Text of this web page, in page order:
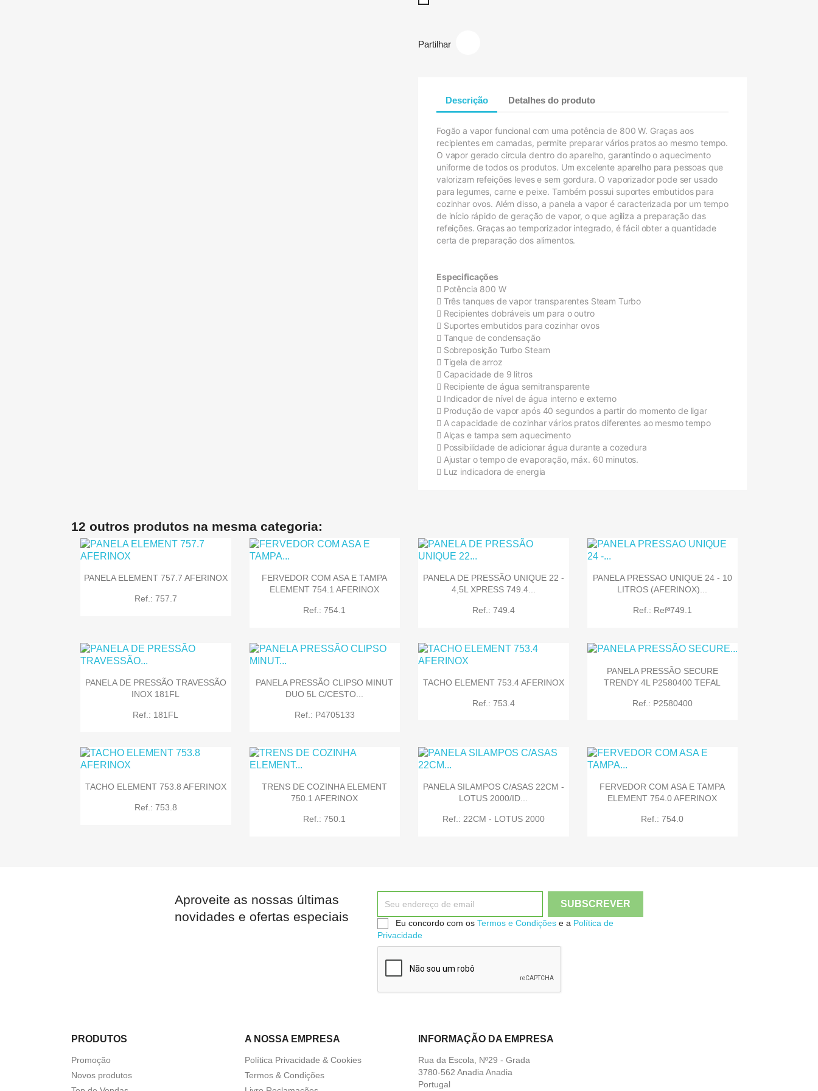
Partilhar
Descrição Detalhes do produto
Fogão a vapor funcional com uma potência de 800 W. Graças aos
recipientes em camadas, permite preparar vários pratos ao mesmo tempo.
O vapor gerado circula dentro do aparelho, garantindo o aquecimento
uniforme de todos os produtos. Um excelente aparelho para pessoas que
valorizam refeições leves e sem gordura. O vaporizador pode ser usado
para legumes, carne e peixe. Também possui suportes embutidos para
cozinhar ovos. Além disso, a panela a vapor é caracterizada por um tempo
de início rápido de geração de vapor, o que agiliza a preparação das
refeições. Graças ao temporizador integrado, é fácil obter a quantidade
certa de preparação dos alimentos.
Especificações
Potência 800 W
Três tanques de vapor transparentes Steam Turbo
Recipientes dobráveis um para o outro
Suportes embutidos para cozinhar ovos
Tanque de condensação
Sobreposição Turbo Steam
Tigela de arroz
Capacidade de 9 litros
Recipiente de água semitransparente
Indicador de nível de água interno e externo
Produção de vapor após 40 segundos a partir do momento de ligar
A capacidade de cozinhar vários pratos diferentes ao mesmo tempo
Alças e tampa sem aquecimento
Possibilidade de adicionar água durante a cozedura
Ajustar o tempo de evaporação, máx. 60 minutos.
Luz indicadora de energia
12 outros produtos na mesma categoria:
PANELA ELEMENT 757.7 AFERINOX
Ref.: 757.7
FERVEDOR COM ASA E TAMPA
ELEMENT 754.1 AFERINOX
Ref.: 754.1
PANELA DE PRESSÃO UNIQUE 22 -
4,5L XPRESS 749.4...
Ref.: 749.4
 Quick view
PANELA PRESSAO UNIQUE 24 - 10
LITROS (AFERINOX)...
Ref.: Refª749.1
 Quick view
PANELA DE PRESSÃO TRAVESSÃO
INOX 181FL
Ref.: 181FL
 Quick view
PANELA PRESSÃO CLIPSO MINUT
DUO 5L C/CESTO...
Ref.: P4705133
TACHO ELEMENT 753.4 AFERINOX
Ref.: 753.4
PANELA PRESSÃO SECURE
TRENDY 4L P2580400 TEFAL
Ref.: P2580400
TACHO ELEMENT 753.8 AFERINOX
Ref.: 753.8
TRENS DE COZINHA ELEMENT
750.1 AFERINOX
Ref.: 750.1
 Quick view
PANELA SILAMPOS C/ASAS 22CM -
LOTUS 2000/ID...
Ref.: 22CM - LOTUS 2000

FERVEDOR COM ASA E TAMPA
ELEMENT 754.0 AFERINOX
Ref.: 754.0
Aproveite as nossas últimas
novidades e ofertas especiais
Eu concordo com osTermos e Condições e a Política de
Privacidade
PRODUTOS
Promoção
Novos produtos
A NOSSA EMPRESA
Política Privacidade & Cookies
Termos & Condições
INFORMAÇÃO DA EMPRESA
Rua da Escola, Nº29 - Grada
3780-562 Anadia Anadia
Portugal